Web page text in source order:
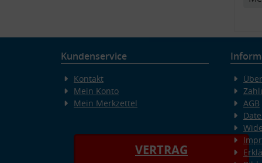
Kundenservice
Kontakt
Mein Konto
Mein Merkzettel
VERTRAG
AGB